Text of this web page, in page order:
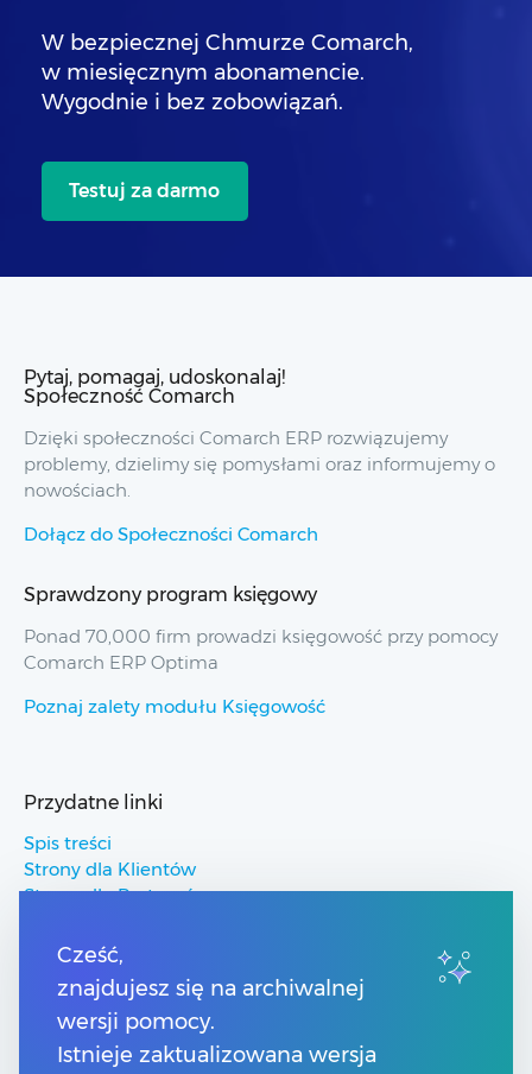
W bezpiecznej Chmurze Comarch,
w miesięcznym abonamencie.
Wygodnie i bez zobowiązań.
Testuj za darmo
Pytaj, pomagaj, udoskonalaj!
Społeczność Comarch
Dzięki społeczności Comarch ERP rozwiązujemy
problemy, dzielimy się pomysłami oraz informujemy o
nowościach.
Dołącz do Społeczności Comarch
Sprawdzony program księgowy
Ponad 70,000 firm prowadzi księgowość przy pomocy
Comarch ERP Optima
Poznaj zalety modułu Księgowość
Przydatne linki
Spis treści
Strony dla Klientów
Strony dla Partnerów
Pomoc Comarch Betterfly
Pomoc Comarch e-Sklep
Pomoc Comarch HRM
Kontakt
Cześć,
znajdujesz się na archiwalnej
wersji pomocy.
Istnieje zaktualizowana wersja